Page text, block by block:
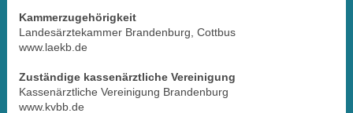
Kammerzugehörigkeit
Landesärztekammer Brandenburg, Cottbus
www.laekb.de
Zuständige kassenärztliche Vereinigung
Kassenärztliche Vereinigung Brandenburg
www.kvbb.de